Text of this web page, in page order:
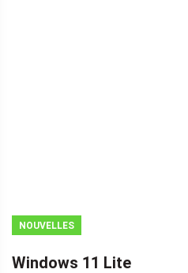
NOUVELLES
Windows 11 Lite